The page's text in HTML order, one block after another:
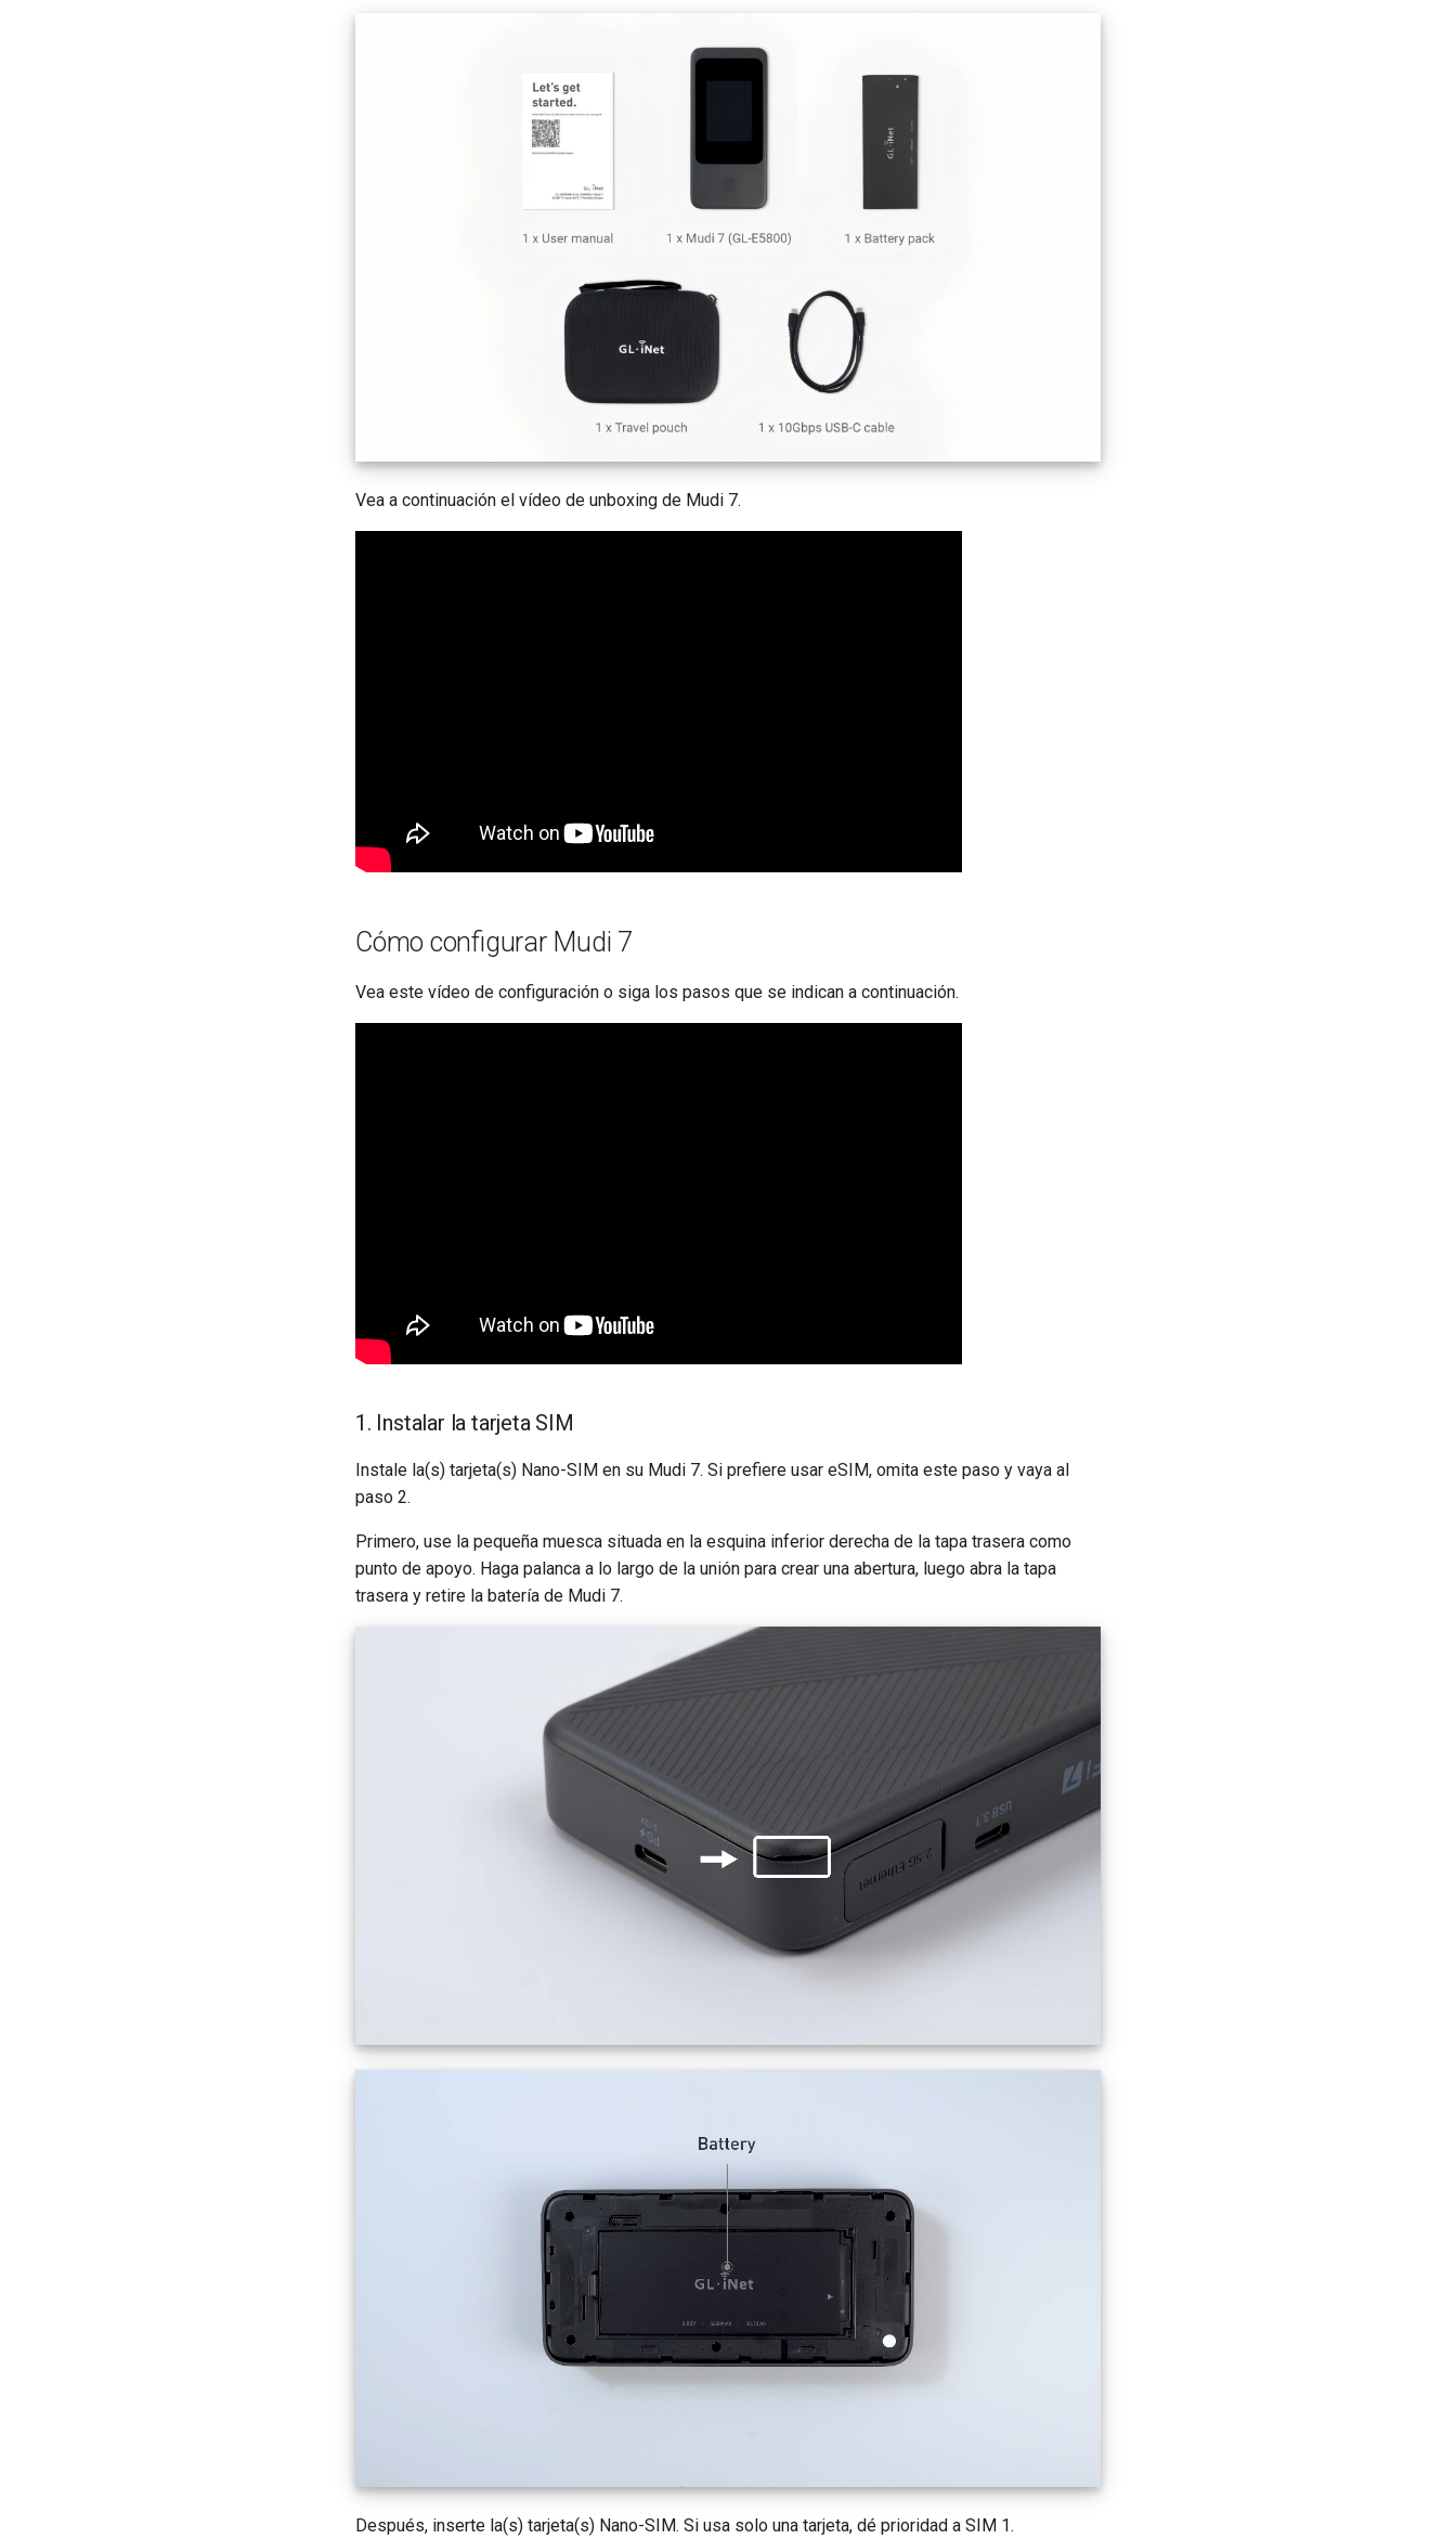
Vea a continuación el vídeo de unboxing de Mudi 7.
Cómo configurar Mudi 7
Vea este vídeo de configuración o siga los pasos que se indican a continuación.
1. Instalar la tarjeta SIM
Instale la(s) tarjeta(s) Nano-SIM en su Mudi 7. Si prefiere usar eSIM, omita este paso y vaya al
paso 2.
Primero, use la pequeña muesca situada en la esquina inferior derecha de la tapa trasera como
punto de apoyo. Haga palanca a lo largo de la unión para crear una abertura, luego abra la tapa
trasera y retire la batería de Mudi 7.
Después, inserte la(s) tarjeta(s) Nano-SIM. Si usa solo una tarjeta, dé prioridad a SIM 1.